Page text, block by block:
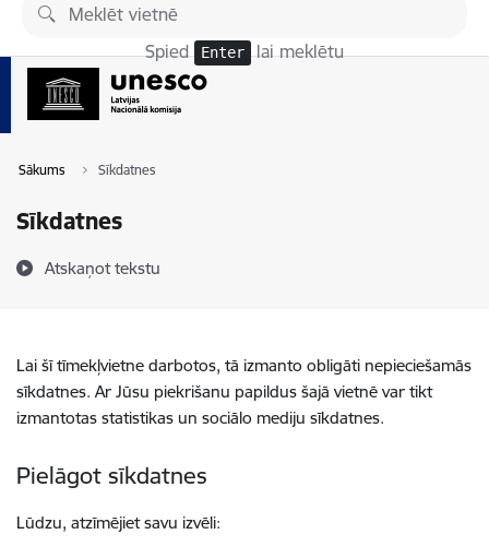
Pāriet uz lapas saturu
Spied Enter lai meklētu
Sākums Sīkdatnes
Sīkdatnes
Atskaņot tekstu
Lai šī tīmekļvietne darbotos, tā izmanto obligāti nepieciešamās
sīkdatnes. Ar Jūsu piekrišanu papildus šajā vietnē var tikt
izmantotas statistikas un sociālo mediju sīkdatnes.
Pielāgot sīkdatnes
Lūdzu, atzīmējiet savu izvēli: